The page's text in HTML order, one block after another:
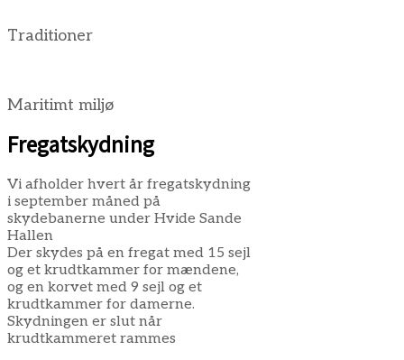
Traditioner
Maritimt miljø
Fregatskydning
Vi afholder hvert år fregatskydning
i september måned på
skydebanerne under Hvide Sande
Hallen
Der skydes på en fregat med 15 sejl
og et krudtkammer for mændene,
og en korvet med 9 sejl og et
krudtkammer for damerne.
Skydningen er slut når
krudtkammeret rammes